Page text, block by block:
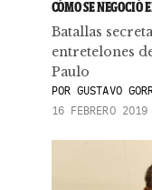
CÓMO SE NEGOCIÓ
Batallas
entretelones
Paulo
PORGUSTAVO
16 FEBRERO 2019